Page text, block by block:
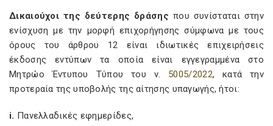
Δικαιούχοι της δεύτερης δράσης που συνίσταται στην
ενίσχυση με την μορφή επιχορήγησης σύμφωνα με τους
όρους του άρθρου 12 είναι ιδιωτικές επιχειρήσεις
έκδοσης εντύπων τα οποία είναι εγγεγραμμένα στο
Μητρώο Έντυπου Τύπου του ν. 5005/2022, κατά την
προτεραία της υποβολής της αίτησης υπαγωγής, ήτοι:
i. Πανελλαδικές εφημερίδες,